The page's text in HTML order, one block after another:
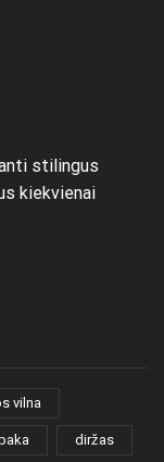
stilingus
kiekvienai
vilna
diržas